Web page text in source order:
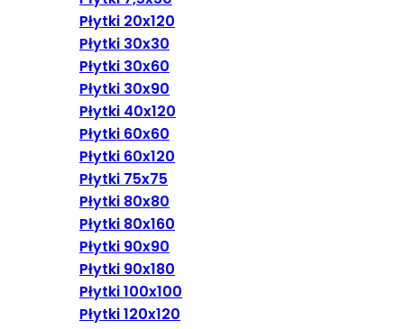
Płytki 20x120
Płytki 30x30
Płytki 30x60
Płytki 30x90
Płytki 40x120
Płytki 60x60
Płytki 60x120
Płytki 75x75
Płytki 80x80
Płytki 80x160
Płytki 90x90
Płytki 90x180
Płytki 100x100
Płytki 120x120